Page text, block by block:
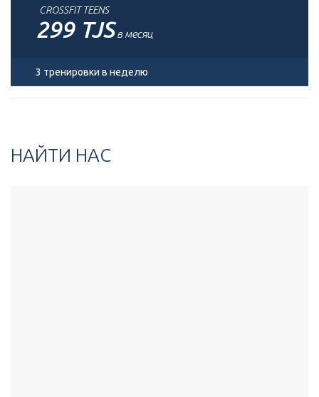
299 TJS в месяц
CROSSFIT TEENS
3 тренировки в неделю
НАЙТИ НАС